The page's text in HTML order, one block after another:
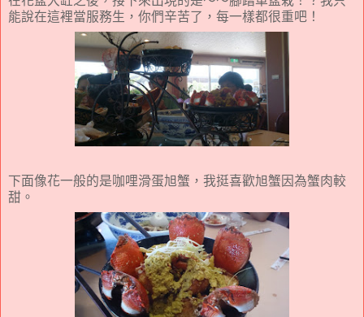
能說在這裡當服務生，你們辛苦了，每一樣都很重吧！
下面像花一般的是咖哩滑蛋旭蟹，我挺喜歡旭蟹因為蟹肉較
甜。